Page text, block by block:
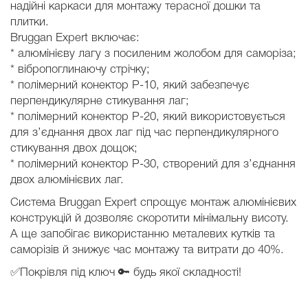
надійні каркаси для монтажу терасної дошки та
плитки.
Bruggan Expert включає:
* алюмінієву лагу з посиленим жолобом для саморіза;
* вібропоглинаючу стрічку;
* полімерний конектор Р-10, який забезпечує
перпендикулярне стикування лаг;
* полімерний конектор Р-20, який використовується
для з’єднання двох лаг під час перпендикулярного
стикування двох дощок;
* полімерний конектор Р-30, створений для з’єднання
двох алюмінієвих лаг.
Система Bruggan Expert спрощує монтаж алюмінієвих
конструкцій й дозволяє скоротити мінімальну висоту.
А ще запобігає використанню металевих кутків та
саморізів й знижує час монтажу та витрати до 40%.
✅Покрівля під ключ 🔑 будь якої складності!